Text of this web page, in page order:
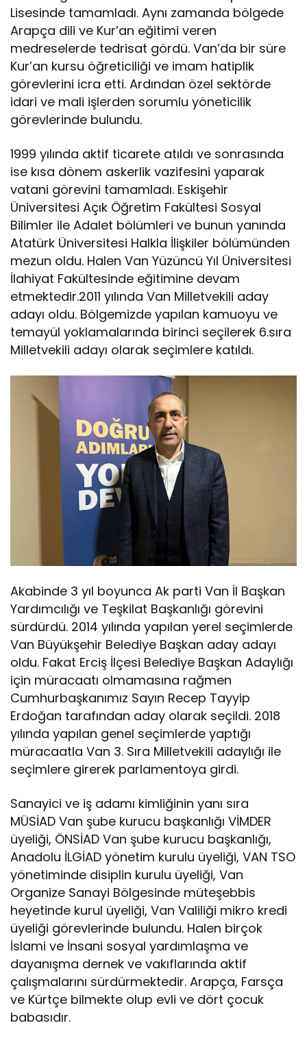
Lisesinde tamamladı. Aynı zamanda bölgede
Arapça dili ve Kur’an eğitimi veren
medreselerde tedrisat gördü. Van’da bir süre
Kur’an kursu öğreticiliği ve imam hatiplik
görevlerini icra etti. Ardından özel sektörde
idari ve mali işlerden sorumlu yöneticilik
görevlerinde bulundu.
1999 yılında aktif ticarete atıldı ve sonrasında
ise kısa dönem askerlik vazifesini yaparak
vatani görevini tamamladı. Eskişehir
Üniversitesi Açık Öğretim Fakültesi Sosyal
Bilimler ile Adalet bölümleri ve bunun yanında
Atatürk Üniversitesi Halkla İlişkiler bölümünden
mezun oldu. Halen Van Yüzüncü Yıl Üniversitesi
İlahiyat Fakültesinde eğitimine devam
etmektedir.2011 yılında Van Milletvekili aday
adayı oldu. Bölgemizde yapılan kamuoyu ve
temayül yoklamalarında birinci seçilerek 6.sıra
Milletvekili adayı olarak seçimlere katıldı.
Akabinde 3 yıl boyunca Ak parti Van İl Başkan
Yardımcılığı ve Teşkilat Başkanlığı görevini
sürdürdü. 2014 yılında yapılan yerel seçimlerde
Van Büyükşehir Belediye Başkan aday adayı
oldu. Fakat Erciş İlçesi Belediye Başkan Adaylığı
için müracaatı olmamasına rağmen
Cumhurbaşkanımız Sayın Recep Tayyip
Erdoğan tarafından aday olarak seçildi. 2018
yılında yapılan genel seçimlerde yaptığı
müracaatla Van 3. Sıra Milletvekili adaylığı ile
seçimlere girerek parlamentoya girdi.
Sanayici ve iş adamı kimliğinin yanı sıra
MÜSİAD Van şube kurucu başkanlığı VİMDER
üyeliği, ÖNSİAD Van şube kurucu başkanlığı,
Anadolu İLGİAD yönetim kurulu üyeliği, VAN TSO
yönetiminde disiplin kurulu üyeliği, Van
Organize Sanayi Bölgesinde müteşebbis
heyetinde kurul üyeliği, Van Valiliği mikro kredi
üyeliği görevlerinde bulundu. Halen birçok
İslami ve İnsani sosyal yardımlaşma ve
dayanışma dernek ve vakıflarında aktif
çalışmalarını sürdürmektedir. Arapça, Farsça
ve Kürtçe bilmekte olup evli ve dört çocuk
babasıdır.